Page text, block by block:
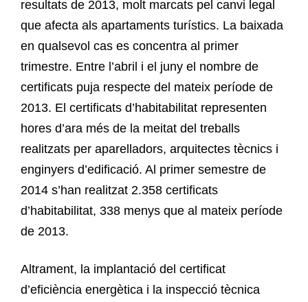
resultats de 2013, molt marcats pel canvi legal
que afecta als apartaments turístics. La baixada
en qualsevol cas es concentra al primer
trimestre. Entre l’abril i el juny el nombre de
certificats puja respecte del mateix període de
2013. El certificats d’habitabilitat representen
hores d’ara més de la meitat del treballs
realitzats per aparelladors, arquitectes tècnics i
enginyers d’edificació. Al primer semestre de
2014 s’han realitzat 2.358 certificats
d’habitabilitat, 338 menys que al mateix període
de 2013.
Altrament, la implantació del certificat
d’eficiència energètica i la inspecció tècnica